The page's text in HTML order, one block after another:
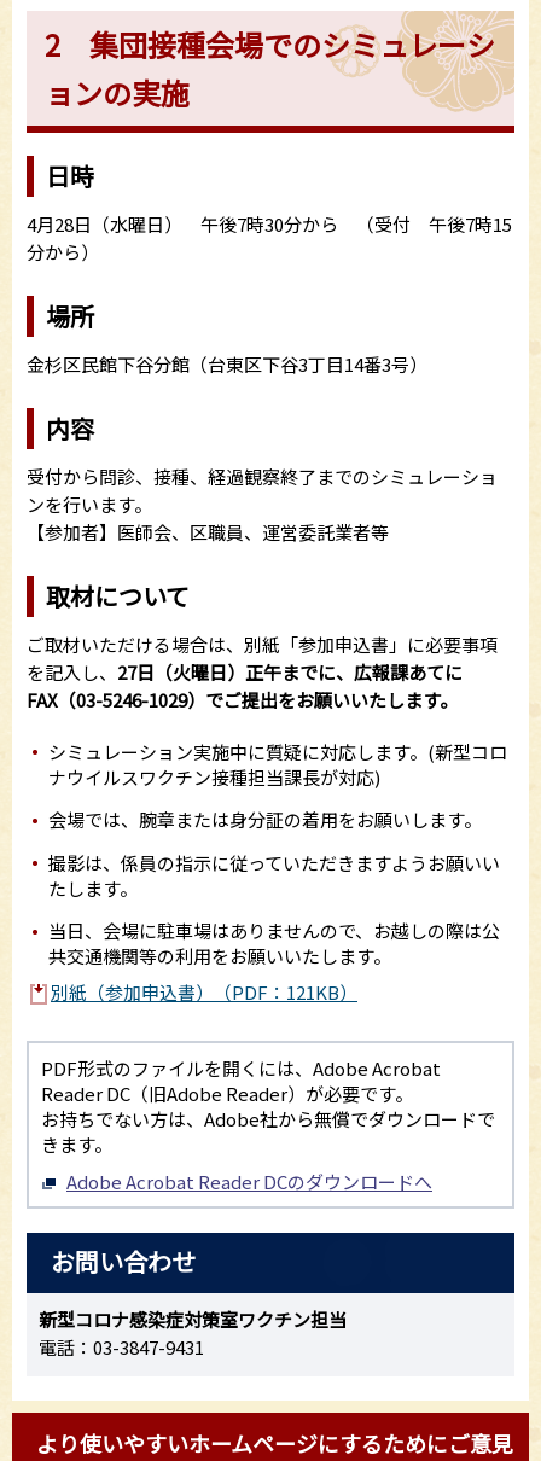
2 集団接種会場でのシミュレーシ
ョンの実施
日時
4月28日（水曜日） 午後7時30分から （受付 午後7時15
分から）
場所
金杉区民館下谷分館（台東区下谷3丁目14番3号）
内容
受付から問診、接種、経過観察終了までのシミュレーショ
ンを行います。
【参加者】医師会、区職員、運営委託業者等
取材について
ご取材いただける場合は、別紙「参加申込書」に必要事項
を記入し、 27日（火曜日）正午までに、広報課あてに
FAX（03-5246-1029）でご提出をお願いいたします。
シミュレーション実施中に質疑に対応します。(新型コロ
ナウイルスワクチン接種担当課長が対応)
会場では、腕章または身分証の着用をお願いします。
撮影は、係員の指示に従っていただきますようお願いい
たします。
当日、会場に駐車場はありませんので、お越しの際は公
共交通機関等の利用をお願いいたします。
別紙（参加申込書）（PDF：121KB）
PDF形式のファイルを開くには、Adobe Acrobat
Reader DC（旧Adobe Reader）が必要です。
お持ちでない方は、Adobe社から無償でダウンロードで
きます。
Adobe Acrobat Reader DCのダウンロードへ
お問い合わせ
新型コロナ感染症対策室ワクチン担当
電話：03-3847-9431
より使いやすいホームページにするためにご意見